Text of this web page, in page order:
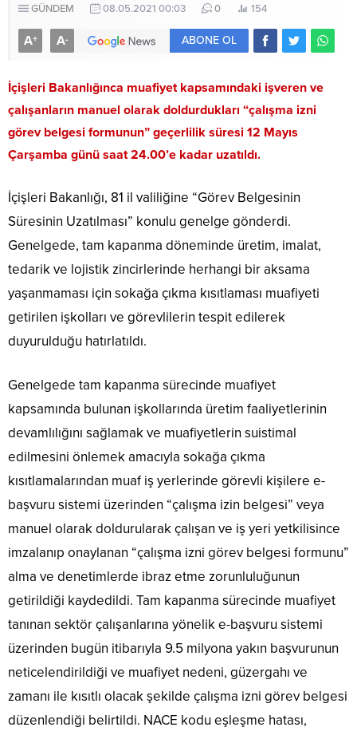
GÜNDEM 08.05.2021 00:03 0 154
A+ A- ABONE OL
İçişleri Bakanlığınca muafiyet kapsamındaki işveren ve
çalışanların manuel olarak doldurdukları “çalışma izni
görev belgesi formunun” geçerlilik süresi 12 Mayıs
Çarşamba günü saat 24.00’e kadar uzatıldı.
İçişleri Bakanlığı, 81 il valiliğine “Görev Belgesinin
Süresinin Uzatılması” konulu genelge gönderdi.
Genelgede, tam kapanma döneminde üretim, imalat,
tedarik ve lojistik zincirlerinde herhangi bir aksama
yaşanmaması için sokağa çıkma kısıtlaması muafiyeti
getirilen işkolları ve görevlilerin tespit edilerek
duyurulduğu hatırlatıldı.
Genelgede tam kapanma sürecinde muafiyet
kapsamında bulunan işkollarında üretim faaliyetlerinin
devamlılığını sağlamak ve muafiyetlerin suistimal
edilmesini önlemek amacıyla sokağa çıkma
kısıtlamalarından muaf iş yerlerinde görevli kişilere e-
başvuru sistemi üzerinden “çalışma izin belgesi” veya
manuel olarak doldurularak çalışan ve iş yeri yetkilisince
imzalanıp onaylanan “çalışma izni görev belgesi formunu”
alma ve denetimlerde ibraz etme zorunluluğunun
getirildiği kaydedildi. Tam kapanma sürecinde muafiyet
tanınan sektör çalışanlarına yönelik e-başvuru sistemi
üzerinden bugün itibarıyla 9.5 milyona yakın başvurunun
neticelendirildiği ve muafiyet nedeni, güzergahı ve
zamanı ile kısıtlı olacak şekilde çalışma izni görev belgesi
düzenlendiği belirtildi. NACE kodu eşleşme hatası,